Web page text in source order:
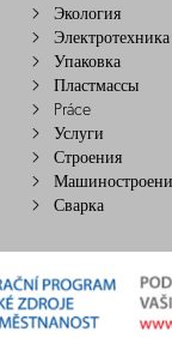
Экология
Электротехника
Упаковка
Пластмассы
Práce
Услуги
Строения
Сварка